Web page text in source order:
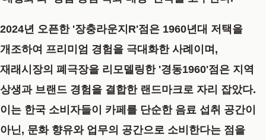
2024년 오픈한 '장충라운지R'점은 1960년대 저택을
개조하여 프리미엄 경험을 극대화한 사례이며,
재래시장의 폐극장을 리모델링한 '경동1960'점 은 지역
상생과 브랜드 경험을 결합한 랜드마크로 자리 잡았다.
이는 한국 소비자들이 카페를 단순한 음료 섭취 공간이
아닌, 문화 향유와 업무의 공간으로 소비한다는 점을